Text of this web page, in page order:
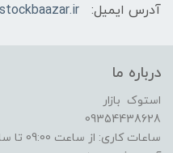
آدرس ایمیل:
درباره ما
استوک بازار
09354438628
ساعات کاری: از ساعت 09:00 تا ساعت 21:00